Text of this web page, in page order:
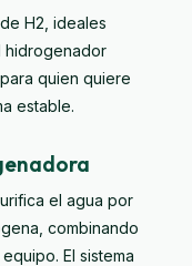
H2, ideales
hidrogenador
quien quiere
estable.
el agua por
combinando
El sistema